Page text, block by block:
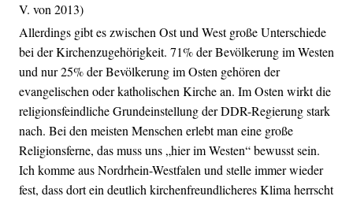
V. von 2013)
Allerdings gibt es zwischen Ost und West große Unterschiede
bei der Kirchenzugehörigkeit. 71% der Bevölkerung im Westen
und nur 25% der Bevölkerung im Osten gehören der
evangelischen oder katholischen Kirche an. Im Osten wirkt die
religionsfeindliche Grundeinstellung der DDR-Regierung stark
nach. Bei den meisten Menschen erlebt man eine große
Religionsferne, das muss uns „hier im Westen“ bewusst sein.
Ich komme aus Nordrhein-Westfalen und stelle immer wieder
fest, dass dort ein deutlich kirchenfreundlicheres Klima herrscht